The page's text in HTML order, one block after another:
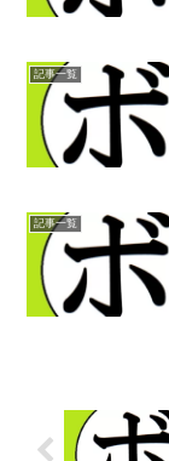
記事一覧
記事一覧